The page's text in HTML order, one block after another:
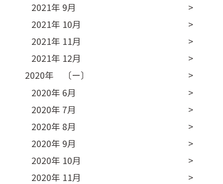
2021年 9月
2021年 10月
2021年 11月
2021年 12月
2020年 〔ー〕
2020年 6月
2020年 7月
2020年 8月
2020年 9月
2020年 10月
2020年 11月